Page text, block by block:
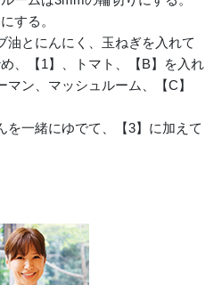
する。
油とにんにく、玉ねぎを入れて
、【1】、トマト、【B】を入れ
ン、マッシュルーム、【C】
を一緒にゆでて、【3】に加えて